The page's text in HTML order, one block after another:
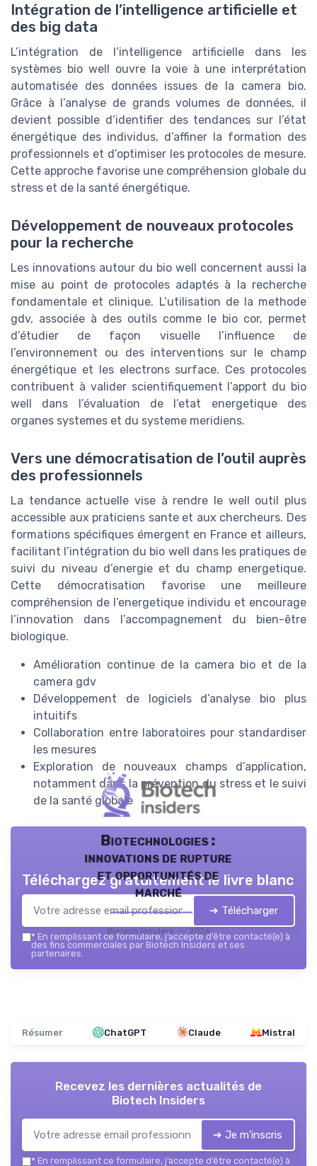
Intégration de l’intelligence artificielle et
des big data
L’intégration de l’intelligence artificielle dans les
systèmes bio well ouvre la voie à une interprétation
automatisée des données issues de la camera bio.
Grâce à l’analyse de grands volumes de données, il
devient possible d’identifier des tendances sur l’état
énergétique des individus, d’affiner la formation des
professionnels et d’optimiser les protocoles de mesure.
Cette approche favorise une compréhension globale du
stress et de la santé énergétique.
Développement de nouveaux protocoles
pour la recherche
Les innovations autour du bio well concernent aussi la
mise au point de protocoles adaptés à la recherche
fondamentale et clinique. L’utilisation de la methode
gdv, associée à des outils comme le bio cor, permet
d’étudier de façon visuelle l’influence de
l’environnement ou des interventions sur le champ
énergétique et les electrons surface. Ces protocoles
contribuent à valider scientifiquement l’apport du bio
well dans l’évaluation de l’etat energetique des
organes systemes et du systeme meridiens.
Vers une démocratisation de l’outil auprès
des professionnels
La tendance actuelle vise à rendre le well outil plus
accessible aux praticiens sante et aux chercheurs. Des
formations spécifiques émergent en France et ailleurs,
facilitant l’intégration du bio well dans les pratiques de
suivi du niveau d’energie et du champ energetique.
Cette démocratisation favorise une meilleure
compréhension de l’energetique individu et encourage
l’innovation dans l’accompagnement du bien-être
biologique.
Amélioration continue de la camera bio et de la
camera gdv
Développement de logiciels d’analyse bio plus
intuitifs
Collaboration entre laboratoires pour standardiser
les mesures
Exploration de nouveaux champs d’application,
notamment dans la prévention du stress et le suivi
de la santé globale
Biotechnologies :
innovations de rupture
et opportunités de
marché
Biotech Insiders — 2026
Téléchargez gratuitement le livre blanc
➔ Télécharger
* En remplissant ce formulaire, j’accepte d’être contacté(e) à
des fins commerciales par Biotech Insiders et ses
partenaires.
Résumer ChatGPT Claude Mistral
Recevez les dernières actualités de
Biotech Insiders
➔ Je m'inscris
* En remplissant ce formulaire, j’accepte d’être contacté(e) à